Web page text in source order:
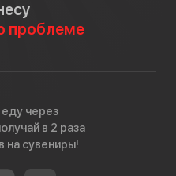
проблеме
через
в 2 раза
на сувениры!